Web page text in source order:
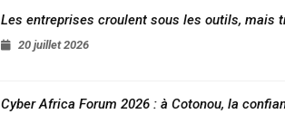
Les entreprises croulent sous les outils, mais
20 juillet 2026
Cyber Africa Forum 2026 : à Cotonou, la